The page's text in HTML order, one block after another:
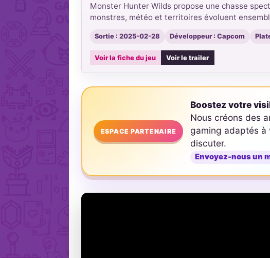
Monster Hunter Wilds propose une chasse
monstres, météo et territoires évoluent
Sortie : 2025-02-28 Développeur : Capcom
Voir la fiche du jeu Voir le trailer
ESPACE PARTENAIRE
Boostez votre
Nous créons des
gaming adaptés
discuter.
Envoyez-nous un